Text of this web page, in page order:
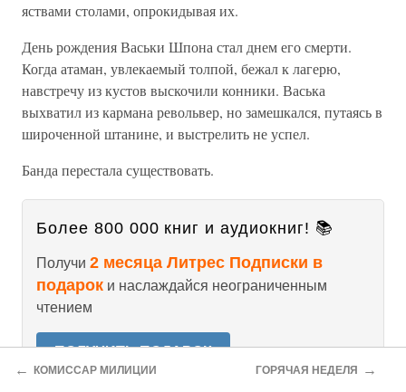
яствами столами, опрокидывая их.
День рождения Васьки Шпона стал днем его смерти.
Когда атаман, увлекаемый толпой, бежал к лагерю,
навстречу из кустов выскочили конники. Васька
выхватил из кармана револьвер, но замешкался, путаясь в
широченной штанине, и выстрелить не успел.
Банда перестала существовать.
Более 800 000 книг и аудиокниг! 📚
Получи 2 месяца Литрес Подписки в
подарок и наслаждайся неограниченным
чтением
ПОЛУЧИТЬ ПОДАРОК
← КОМИССАР МИЛИЦИИ ГОРЯЧАЯ НЕДЕЛЯ →